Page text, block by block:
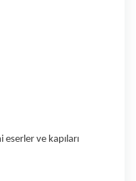
ve kapıları